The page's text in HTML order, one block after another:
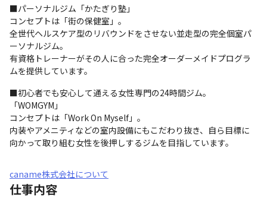
■パーソナルジム「かたぎり塾」
コンセプトは「街の保健室」。
全世代ヘルスケア型のリバウンドをさせない並走型の完全個室パ
ーソナルジム。
有資格トレーナーがその人に合った完全オーダーメイドプログラ
ムを提供しています。
■初心者でも安心して通える女性専門の24時間ジム。
「WOMGYM」
コンセプトは「Work On Myself」。
内装やアメニティなどの室内設備にもこだわり抜き、自ら目標に
向かって取り組む女性を後押しするジムを目指しています。
caname株式会社について
仕事内容